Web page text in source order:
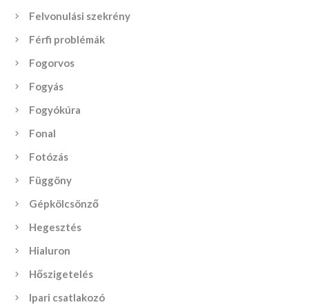
Felvonulási szekrény
Férfi problémák
Fogorvos
Fogyás
Fogyókúra
Fonal
Fotózás
Függöny
Gépkölcsönző
Hegesztés
Hialuron
Hőszigetelés
Ipari csatlakozó